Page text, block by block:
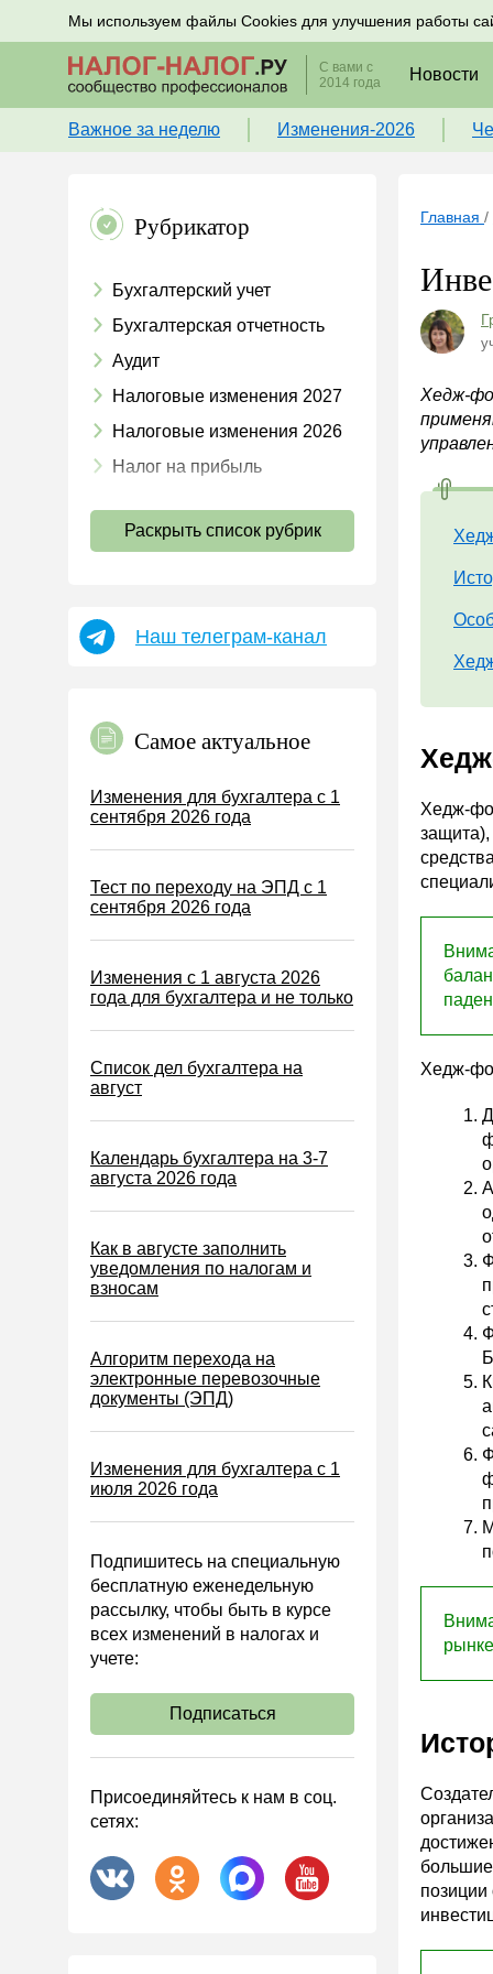
Мы используем файлы Cookies для улучшения работы
Подписывайтесь на новости по налогам, учету и
С вами с
2014 года
Новости
Важное за неделю Изменения-2026
Рубрикатор
Бухгалтерский учет
Бухгалтерская отчетность
Аудит
Налоговые изменения 2027
Налоговые изменения 2026
Налог на прибыль
Страховые взносы 2026
УСН
Земельный налог
Налог на рекламу
Торговый сбор
Туристический налог
Водный налог
Экологический налог
Налог на игорный бизнес
Акцизы
Возврат и зачет налогов
Налоговые проверки
Ответственность
Статистика
Онлайн-кассы ККТ ККМ
Управленческий учет
Анализ хозяйственной
Охрана труда и аттестация
Охрана труда
Налоговое планирование
Финансовый контроль
Договоры
ООО
АО
Госзакупки
Раскрыть список рубрик
Наш телеграм-канал
Самое актуальное
Изменения для бухгалтера с 1
сентября 2026 года
Тест по переходу на ЭПД с 1
сентября 2026 года
Изменения с 1 августа 2026
года для бухгалтера и не только
Список дел бухгалтера на
август
Календарь бухгалтера на 3-7
августа 2026 года
Как в августе заполнить
уведомления по налогам и
взносам
Алгоритм перехода на
электронные перевозочные
документы (ЭПД)
Изменения для бухгалтера с 1
июля 2026 года
Подпишитесь на специальную
бесплатную еженедельную
рассылку, чтобы быть в курсе
всех изменений в налогах и
учете:
Подписаться
Присоединяйтесь к нам в соц.
сетях:
Главная /
Хедж-
Хедж-
защита),
Хедж-